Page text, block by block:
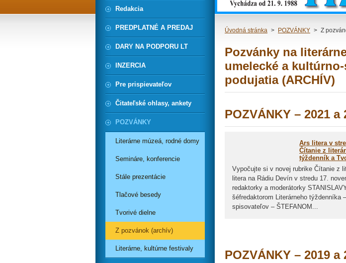
Úvodná stránka > POZVÁNKY > Z
Pozvánky na
umelecké a
podujatia (ARCHÍV)
POZVÁNKY – 2021 a
Ars litera v
Čítanie z
týždenník a
Vypočujte si v novej rubrike Čítanie z
litera na Rádiu Devín v stredu 17.
redaktorky a moderátorky
šéfredaktorom Literárneho týždenníka
spisovateľov – ŠTEFANOM...
POZVÁNKY – 2019 a
Redakcia
PREDPLATNÉ A PREDAJ
DARY NA PODPORU LT
INZERCIA
Pre prispievateľov
Čitateľské ohlasy, ankety
POZVÁNKY
Literárne múzeá, rodné domy
Semináre, konferencie
Stále prezentácie
Tlačové besedy
Tvorivé dielne
Z pozvánok (archív)
Literárne, kultúrne festivaly